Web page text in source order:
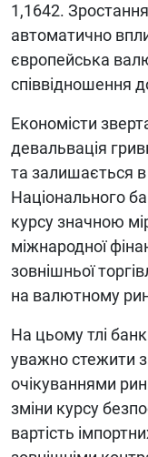
1,1642.
автоматично
європейська
співвідношення
Економісти
девальвація
та залишається
Національного
курсу значною
міжнародної
зовнішньої
на валютному
На цьому тлі
уважно стежити
очікуваннями
зміни курсу
вартість